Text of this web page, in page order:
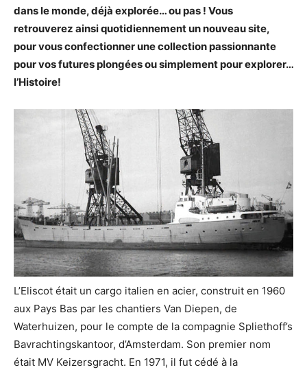
dans le monde, déjà explorée… ou pas ! Vous
retrouverez ainsi quotidiennement un nouveau site,
pour vous confectionner une collection passionnante
pour vos futures plongées ou simplement pour explorer…
l’Histoire!
L’Eliscot était un cargo italien en acier, construit en 1960
aux Pays Bas par les chantiers Van Diepen, de
Waterhuizen, pour le compte de la compagnie Spliethoff’s
Bavrachtingskantoor, d’Amsterdam. Son premier nom
était MV Keizersgracht. En 1971, il fut cédé à la